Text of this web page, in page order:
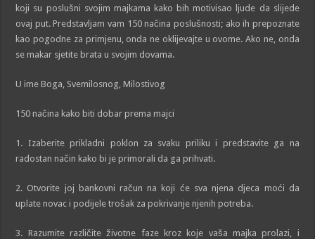
koji su poslušni svojim majkama kako bih motivisao ljude da slijede
ovaj put. Predstavljam vam 150 načina poslušnosti; ako ih prepoznate
kao pogodne za primjenu, onda ne oklijevajte u ovome. Ako ne, onda
se makar sjetite brata u svojim dovama.
U ime Boga, Svemilosnog, Milostivog
150 načina kako biti dobar prema majci
1. Izaberite prikladni poklon za svaku priliku i predstavite ga na
radostan način kako bi je primorali da ga prihvati.
2. Otvorite joj bankovni račun na koji će sva njena djeca moći da
uplate novac i podijele trošak za pokrivanje njenih potreba.
3. Razumite različite životne faze kroz koje vaša majka prolazi, i